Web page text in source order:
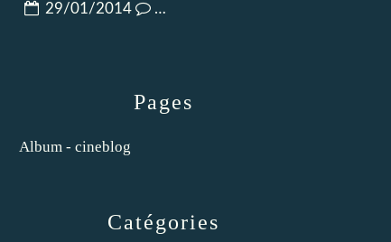
Catégories
Pages
Album - cineblog
29/01/2014 …